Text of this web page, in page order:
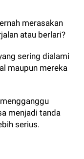
merasakan
atau berlari?
sering dialami
maupun mereka
menjadi tanda
serius.